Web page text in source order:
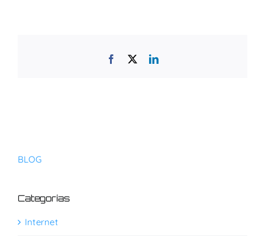
Facebook LinkedIn
BLOG
Categorías
Internet